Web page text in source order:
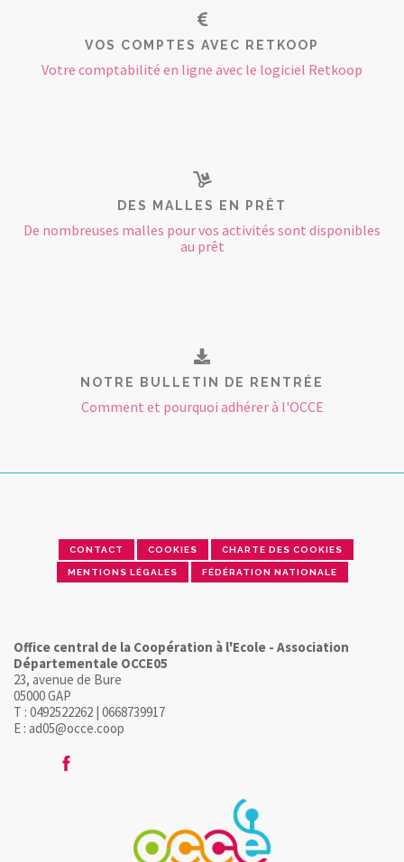
VOS COMPTES AVEC RETKOOP
Votre comptabilité en ligne avec le logiciel Retkoop
DES MALLES EN PRÊT
De nombreuses malles pour vos activités sont disponibles
au prêt
NOTRE BULLETIN DE RENTRÉE
Comment et pourquoi adhérer à l'OCCE
CONTACT COOKIES CHARTE DES COOKIES
MENTIONS LÉGALES FÉDÉRATION NATIONALE
Office central de la Coopération à l'Ecole - Association
Départementale OCCE05
23, avenue de Bure
05000 GAP
T : 0492522262 | 0668739917
E : ad05@occe.coop